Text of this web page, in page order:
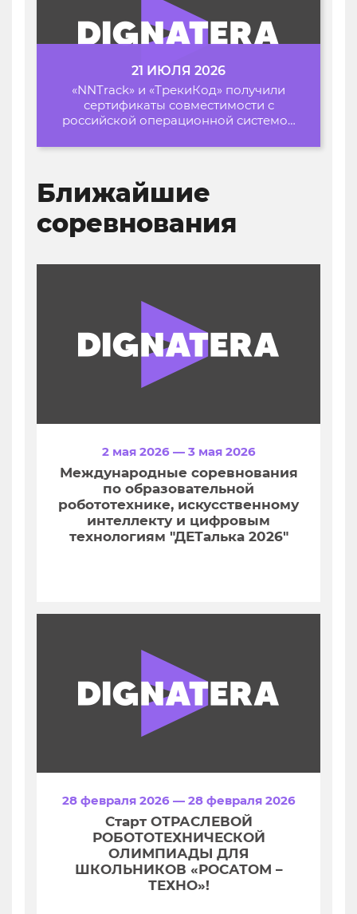
21 ИЮЛЯ 2026
«NNTrack» и «ТрекиКод» получили
сертификаты совместимости с
российской операционной системой
Ближайшие
соревнования
2 мая 2026 — 3 мая 2026
Международные соревнования
по образовательной
робототехнике, искусственному
интеллекту и цифровым
технологиям "ДЕТалька 2026"
28 февраля 2026 — 28 февраля 2026
Старт ОТРАСЛЕВОЙ
РОБОТОТЕХНИЧЕСКОЙ
ОЛИМПИАДЫ ДЛЯ
ШКОЛЬНИКОВ «РОСАТОМ –
ТЕХНО»!